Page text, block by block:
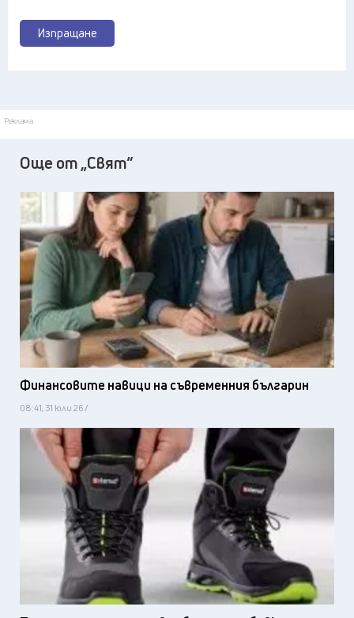
Изпращане
Реклама
Още от „Свят“
Финансовите навици на съвременния българин
08:41, 31 юли 26 /